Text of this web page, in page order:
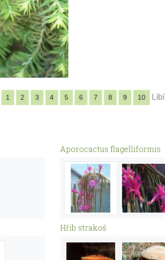
1 2 3 4 5 6 7 8 9 10 Líbí
Aporocactus flagelliformis
Hřib strakoš